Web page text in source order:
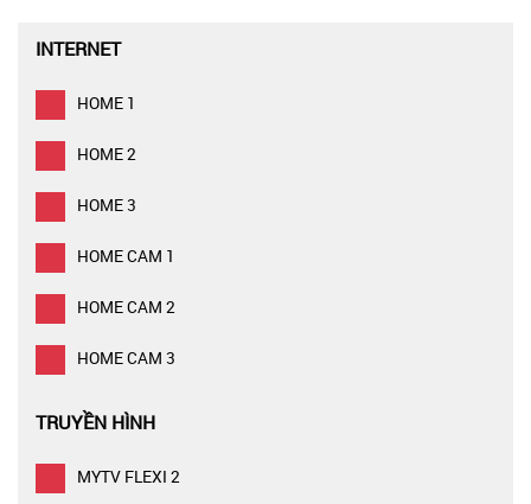
INTERNET
HOME 1
HOME 2
HOME 3
HOME CAM 1
HOME CAM 2
HOME CAM 3
TRUYỀN HÌNH
MYTV FLEXI 2